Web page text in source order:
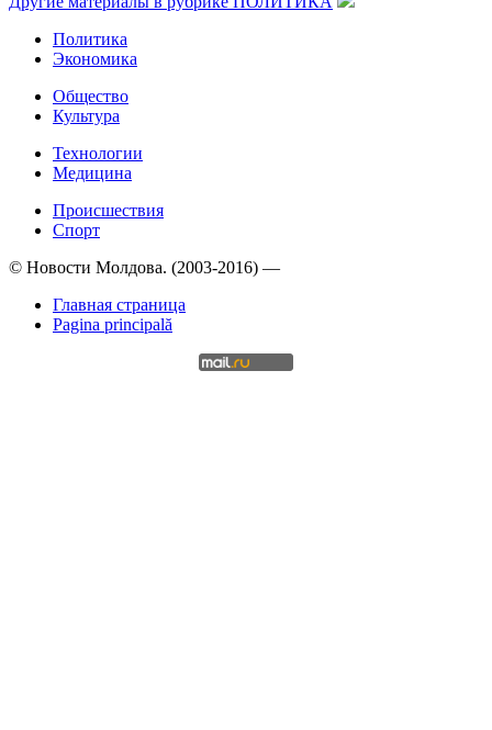
Политика
Экономика
Общество
Культура
Технологии
Медицина
Происшествия
Спорт
© Новости Молдова. (2003-2016) —
Главная страница
Pagina principală